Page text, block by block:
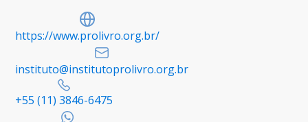
https://www.prolivro.org.br/
instituto@institutoprolivro.org.br
+55 (11) 3846-6475